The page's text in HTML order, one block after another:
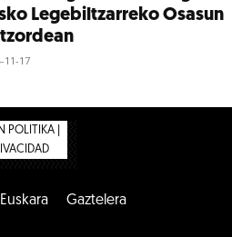
Legebiltzarreko Osasun
11-17
POLITIKA |
Euskara Gaztelera